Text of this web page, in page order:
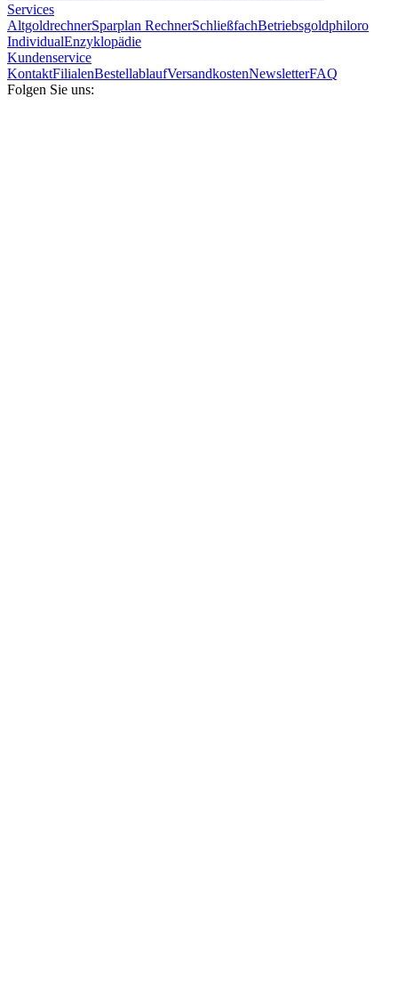
Services
AltgoldrechnerSparplan RechnerSchließfachBetriebsgoldphiloro
IndividualEnzyklopädie
Kundenservice
KontaktFilialenBestellablaufVersandkostenNewsletterFAQ
Folgen Sie uns: